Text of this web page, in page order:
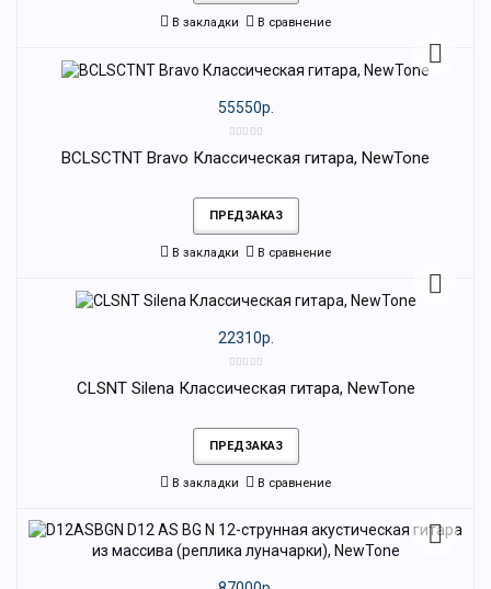
В закладки В сравнение
55550р.
BCLSCTNT Bravo Классическая гитара, NewTone
ПРЕДЗАКАЗ
В закладки В сравнение
22310р.
CLSNT Silena Классическая гитара, NewTone
ПРЕДЗАКАЗ
В закладки В сравнение